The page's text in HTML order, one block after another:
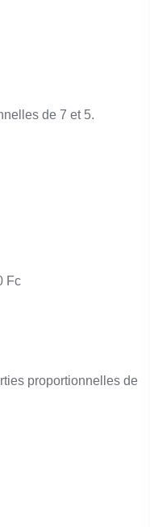
de 7 et 5.
Fc
proportionnelles de